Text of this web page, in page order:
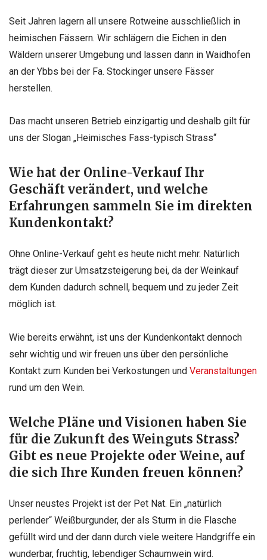
Seit Jahren lagern all unsere Rotweine ausschließlich in
heimischen Fässern. Wir schlägern die Eichen in den
Wäldern unserer Umgebung und lassen dann in Waidhofen
an der Ybbs bei der Fa. Stockinger unsere Fässer
herstellen.
Das macht unseren Betrieb einzigartig und deshalb gilt für
uns der Slogan „Heimisches Fass-typisch Strass“
Wie hat der Online-Verkauf Ihr
Geschäft verändert, und welche
Erfahrungen sammeln Sie im direkten
Kundenkontakt?
Ohne Online-Verkauf geht es heute nicht mehr. Natürlich
trägt dieser zur Umsatzsteigerung bei, da der Weinkauf
dem Kunden dadurch schnell, bequem und zu jeder Zeit
möglich ist.
Wie bereits erwähnt, ist uns der Kundenkontakt dennoch
sehr wichtig und wir freuen uns über den persönliche
Kontakt zum Kunden bei Verkostungen und Veranstaltungen
rund um den Wein.
Welche Pläne und Visionen haben Sie
für die Zukunft des Weinguts Strass?
Gibt es neue Projekte oder Weine, auf
die sich Ihre Kunden freuen können?
Unser neustes Projekt ist der Pet Nat. Ein „natürlich
perlender“ Weißburgunder, der als Sturm in die Flasche
gefüllt wird und der dann durch viele weitere Handgriffe ein
wunderbar, fruchtig, lebendiger Schaumwein wird.